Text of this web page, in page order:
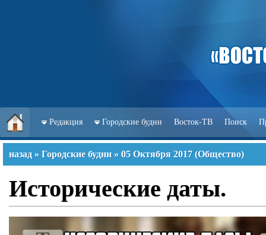
Редакция Городские будни Восток-ТВ Поиск
назад » Городские будни » 05 Октября 2017 (Общество)
Исторические даты.